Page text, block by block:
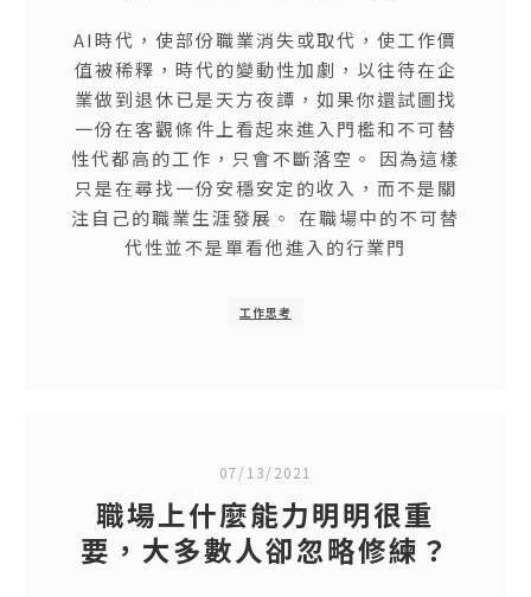
AI時代，使部份職業消失或取代，使工作價
值被稀釋，時代的變動性加劇，以往待在企
業做到退休已是天方夜譚，如果你還試圖找
一份在客觀條件上看起來進入門檻和不可替
性代都高的工作，只會不斷落空。 因為這樣
只是在尋找一份安穩安定的收入，而不是關
注自己的職業生涯發展。 在職場中的不可替
代性並不是單看他進入的行業門
工作思考
07/13/2021
職場上什麼能力明明很重
要，大多數人卻忽略修練？